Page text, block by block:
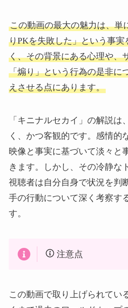
この動画の最大の魅力は、単
りPKを失敗した」という事実
く、その背景にある心理や、
「煽り」という行為の是非に
えさせる点にあります。
「キニナルセカイ」の解説は
く、かつ客観的です。感情的
映像と事実に基づいて淡々と
きます。しかし、その冷静な
視聴者は自分自身で状況を判
手の行動について深く考察す
す。
注意点
この動画で取り上げられてい